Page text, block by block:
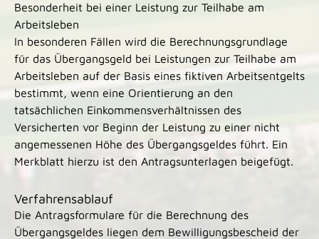
Besonderheit bei einer Leistung zur Teilhabe am
Arbeitsleben
In besonderen Fällen wird die Berechnungsgrundlage
für das Übergangsgeld bei Leistungen zur Teilhabe am
Arbeitsleben auf der Basis eines fiktiven Arbeitsentgelts
bestimmt, wenn eine Orientierung an den
tatsächlichen Einkommensverhältnissen des
Versicherten vor Beginn der Leistung zu einer nicht
angemessenen Höhe des Übergangsgeldes führt. Ein
Merkblatt hierzu ist den Antragsunterlagen beigefügt.
Verfahrensablauf
Die Antragsformulare für die Berechnung des
Übergangsgeldes liegen dem Bewilligungsbescheid der